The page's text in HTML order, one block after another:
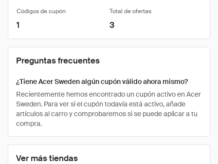
Ver más tiendas
Códigos de cupón Total de ofertas
1 3
Preguntas frecuentes
¿Tiene Acer Sweden algún cupón válido ahora mismo?
Recientemente hemos encontrado un cupón activo en Acer
Sweden. Para ver si el cupón todavía está activo, añade
artículos al carro y comprobaremos si se puede aplicar a tu
compra.